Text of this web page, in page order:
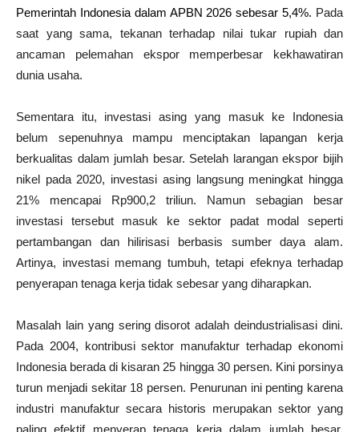
Pemerintah Indonesia dalam APBN 2026 sebesar 5,4%. Pada
saat yang sama, tekanan terhadap nilai tukar rupiah dan
ancaman pelemahan ekspor memperbesar kekhawatiran
dunia usaha.
Sementara itu, investasi asing yang masuk ke Indonesia
belum sepenuhnya mampu menciptakan lapangan kerja
berkualitas dalam jumlah besar. Setelah larangan ekspor bijih
nikel pada 2020, investasi asing langsung meningkat hingga
21% mencapai Rp900,2 triliun. Namun sebagian besar
investasi tersebut masuk ke sektor padat modal seperti
pertambangan dan hilirisasi berbasis sumber daya alam.
Artinya, investasi memang tumbuh, tetapi efeknya terhadap
penyerapan tenaga kerja tidak sebesar yang diharapkan.
Masalah lain yang sering disorot adalah deindustrialisasi dini.
Pada 2004, kontribusi sektor manufaktur terhadap ekonomi
Indonesia berada di kisaran 25 hingga 30 persen. Kini porsinya
turun menjadi sekitar 18 persen. Penurunan ini penting karena
industri manufaktur secara historis merupakan sektor yang